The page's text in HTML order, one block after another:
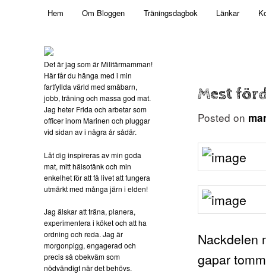
Militärmamman
Skip to primary content
Hem Om Bloggen Träningsdagbok Länkar
Mest
Posted on
Nackdelen
gapar
Det är jag som är Militärmamman!
Här får du hänga med i min
fartfyllda värld med småbarn,
jobb, träning och massa god mat.
Jag heter Frida och arbetar som
officer inom Marinen och pluggar
vid sidan av i några år sådär.
Låt dig inspireras av min goda
mat, mitt hälsotänk och min
enkelhet för att få livet att fungera
utmärkt med många järn i elden!
Jag älskar att träna, planera,
experimentera i köket och att ha
ordning och reda. Jag är
morgonpigg, engagerad och
precis så obekväm som
nödvändigt när det behövs.